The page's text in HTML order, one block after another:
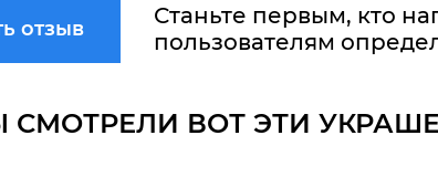
отзыв
Станьте первым, кто
пользователям
СМОТРЕЛИ ВОТ ЭТИ